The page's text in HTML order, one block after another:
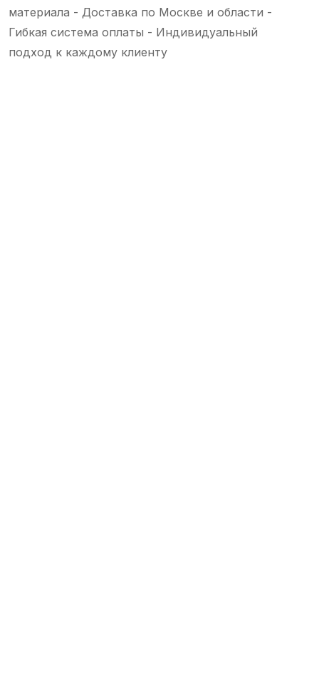
материала - Доставка по Москве и области -
Гибкая система оплаты - Индивидуальный
подход к каждому клиенту